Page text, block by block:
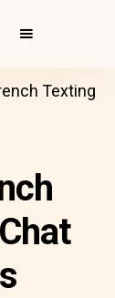
Texting